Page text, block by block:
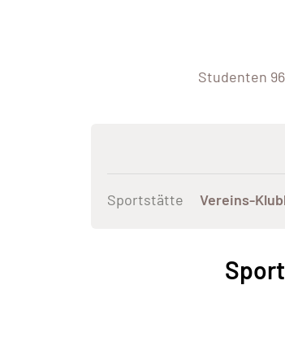
Studenten
Sportstätte Vereins-